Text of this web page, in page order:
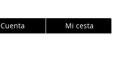
Cuenta Mi cesta